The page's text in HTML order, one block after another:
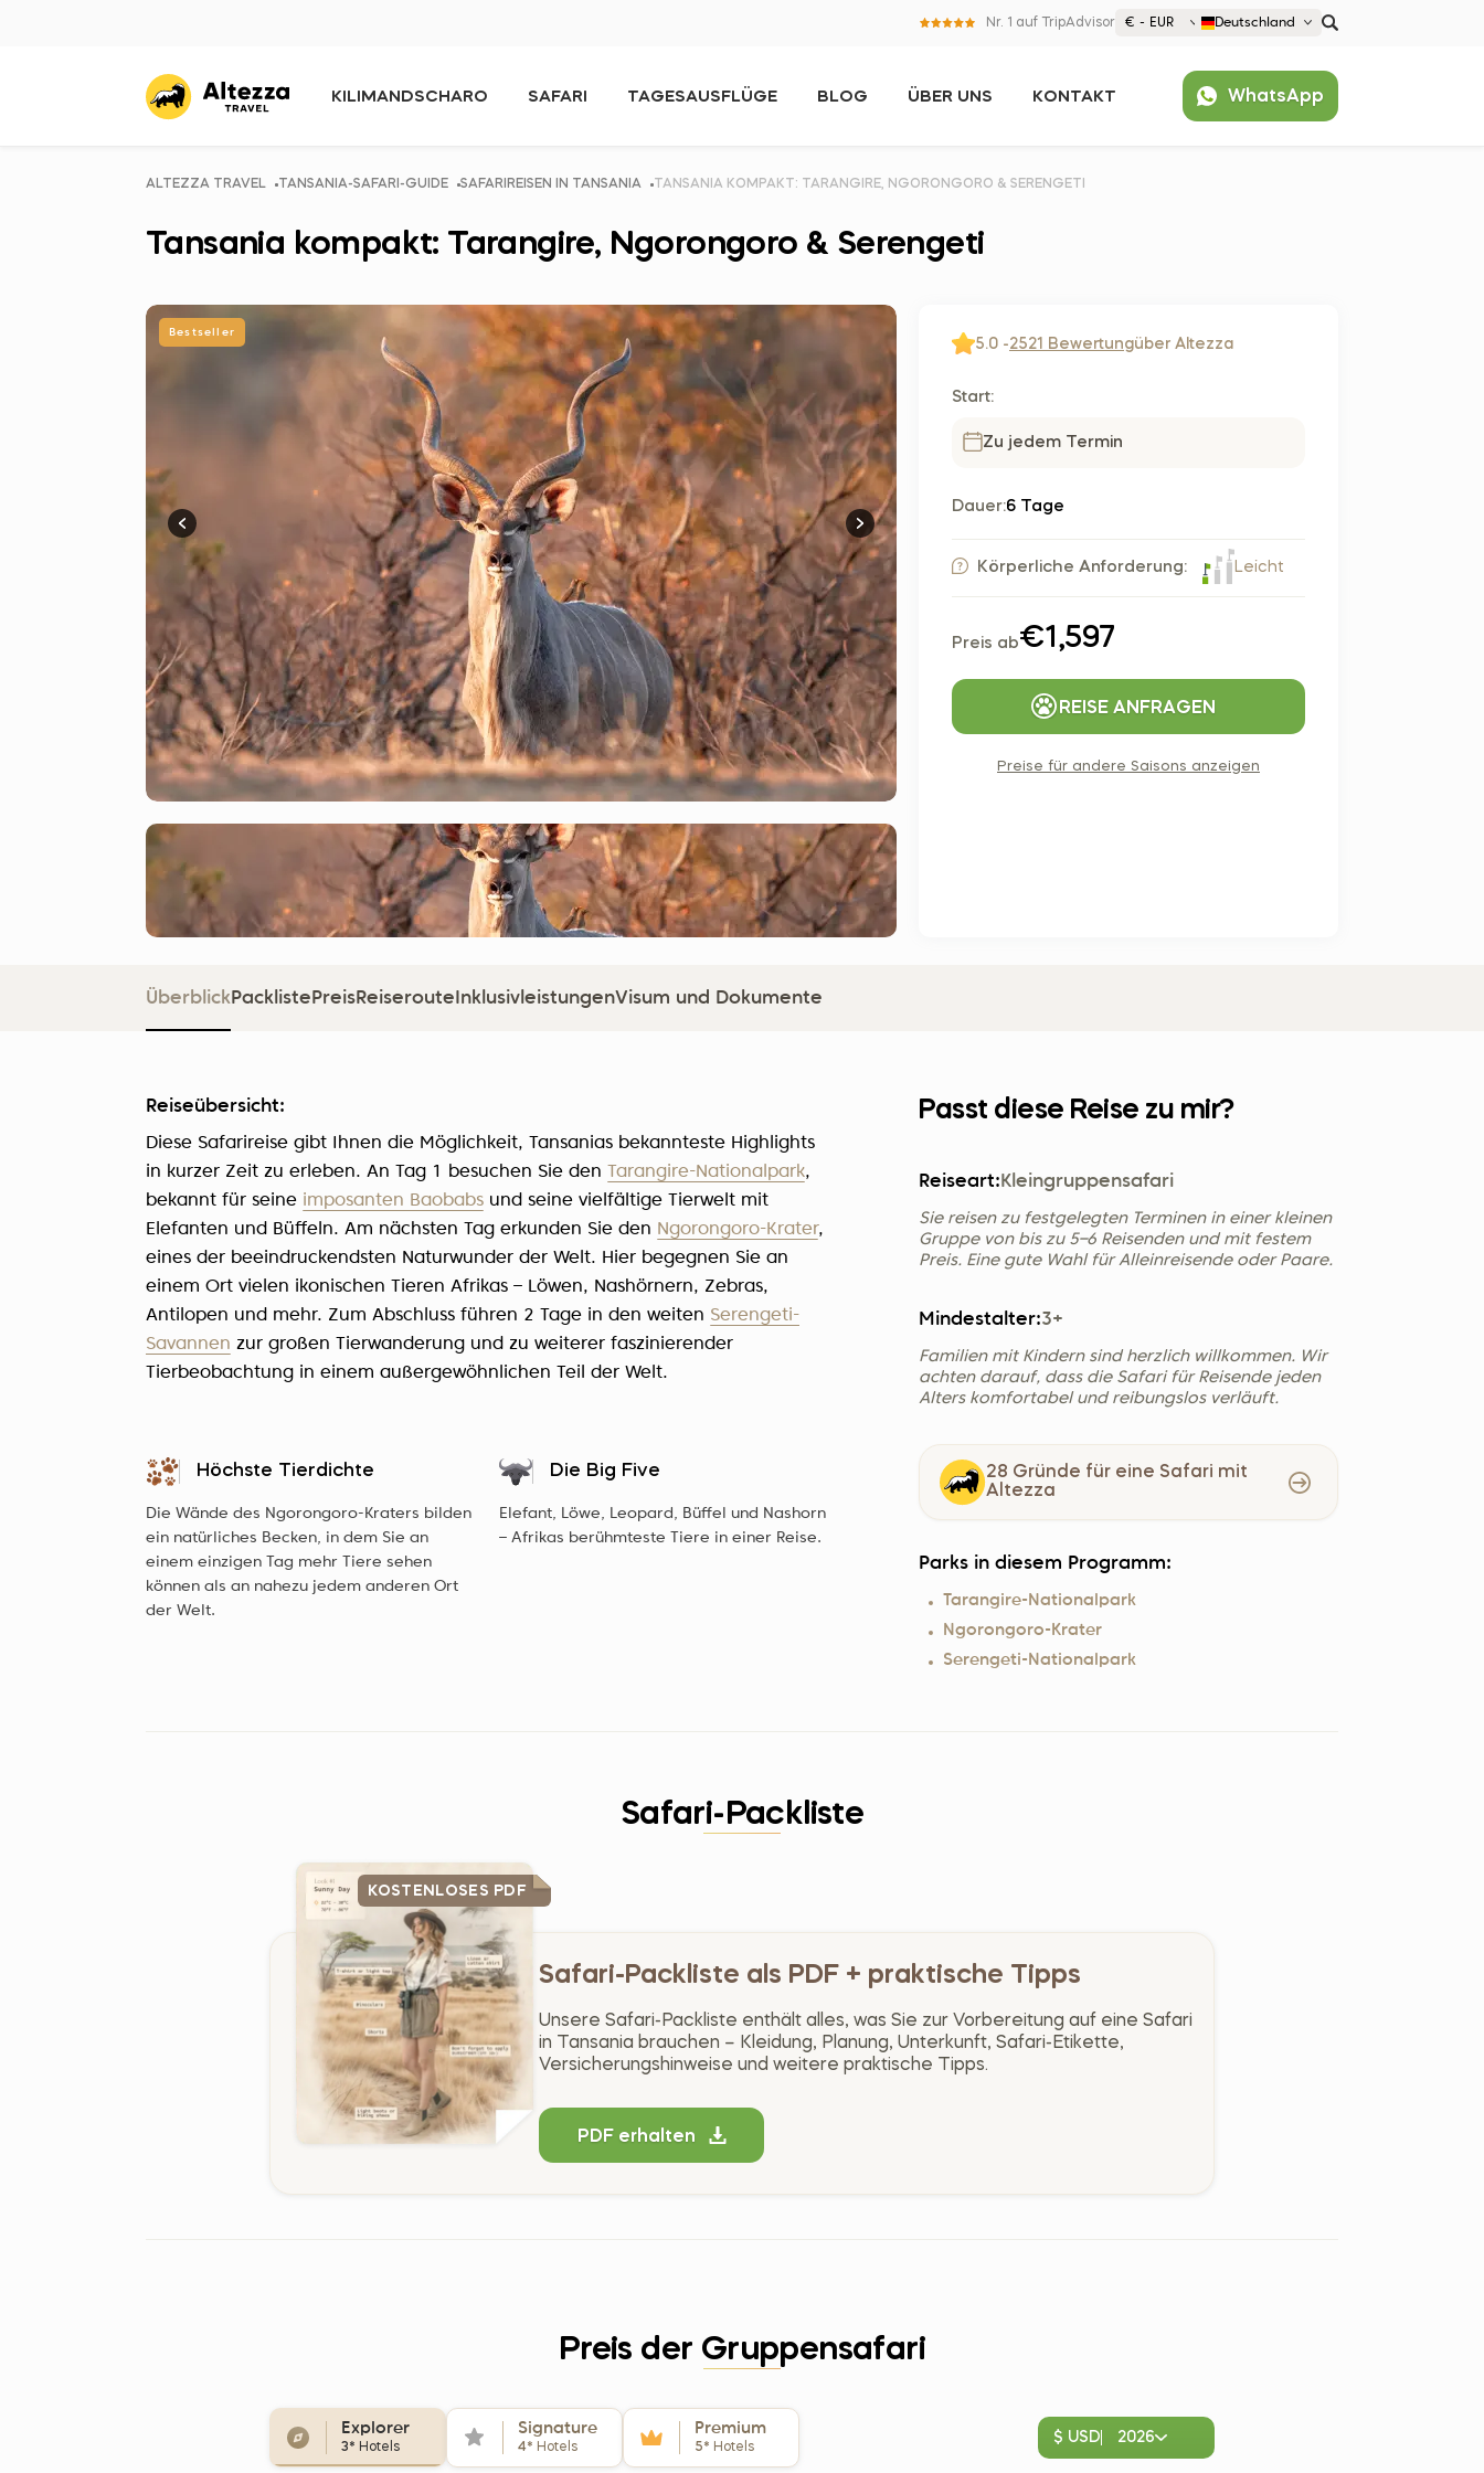
Nr. 1 auf TripAdvisor € - EUR Deutschland
United States (English)
Japan (Japanese)
Europe
Czech Republic (Čeština)
Deutschland (Deutsch)
Italy (Italiano)
Latvia (Latviešu)
KILIMANDSCHARO SAFARI TAGESAUSFLÜGE BLOG ÜBER UNS KONTAKT WhatsApp
ALTEZZA TRAVEL TANSANIA-SAFARI-GUIDE SAFARIREISEN IN TANSANIA TANSANIA KOMPAKT: TARANGIRE, NGORONGORO & SERENGETI
Tansania kompakt: Tarangire, Ngorongoro & Serengeti
Bestseller
5.0 -2521 Bewertungüber Altezza
Start:
Zu jedem Termin
Dauer:6 Tage
Körperliche Anforderung: Leicht
Preis ab€1,597
REISE ANFRAGEN
Preise für andere Saisons anzeigen
ÜberblickPackliste PreisReiseroute InklusivleistungenVisum und Dokumente
Reiseübersicht:
Diese Safarireise gibt Ihnen die Möglichkeit, Tansanias bekannteste Highlights
in kurzer Zeit zu erleben. An Tag 1 besuchen Sie den
Tarangire-Nationalpark,
bekannt für seine imposanten Baobabs und seine vielfältige Tierwelt mit
Elefanten und Büffeln. Am nächsten Tag erkunden Sie den Ngorongoro-Krater,
eines der beeindruckendsten Naturwunder der Welt. Hier begegnen Sie an
einem Ort vielen ikonischen Tieren Afrikas – Löwen, Nashörnern, Zebras,
Antilopen und mehr. Zum Abschluss führen 2 Tage in den weiten Serengeti-
Savannen zur großen Tierwanderung und zu weiterer faszinierender
Tierbeobachtung in einem außergewöhnlichen Teil der Welt.
Höchste Tierdichte
Die Wände des Ngorongoro-Kraters bilden
ein natürliches Becken, in dem Sie an
einem einzigen Tag mehr Tiere sehen
können als an nahezu jedem anderen Ort
der Welt.
Die Big Five
Elefant, Löwe, Leopard, Büffel und Nashorn
– Afrikas berühmteste Tiere in einer Reise.
Passt diese Reise zu mir?
Reiseart: Kleingruppensafari
Sie reisen zu festgelegten Terminen in einer kleinen
Gruppe von bis zu 5–6 Reisenden und mit festem
Preis. Eine gute Wahl für Alleinreisende oder Paare.
Mindestalter:3+
Familien mit Kindern sind herzlich willkommen. Wir
achten darauf, dass die Safari für Reisende jeden
Alters komfortabel und reibungslos verläuft.
28 Gründe für eine Safari mit
Altezza
Parks in diesem Programm:
Tarangire-Nationalpark
Ngorongoro-Krater
Serengeti-Nationalpark
Safari-Packliste
KOSTENLOSES PDF
Safari-Packliste als PDF + praktische Tipps
Unsere Safari-Packliste enthält alles, was Sie zur Vorbereitung auf eine Safari
in Tansania brauchen – Kleidung, Planung, Unterkunft, Safari-Etikette,
Versicherungshinweise und weitere praktische Tipps.
PDF erhalten
Preis der Gruppensafari
Explorer
3* Hotels
Signature
4* Hotels
Premium
5* Hotels
$ USD 2026